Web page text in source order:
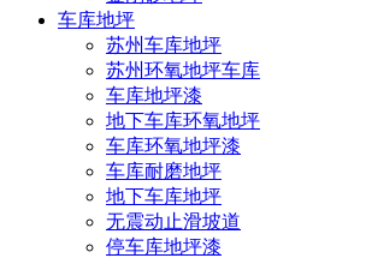
车库地坪
苏州车库地坪
苏州环氧地坪车库
车库地坪漆
地下车库环氧地坪
车库环氧地坪漆
车库耐磨地坪
地下车库地坪
无震动止滑坡道
停车库地坪漆